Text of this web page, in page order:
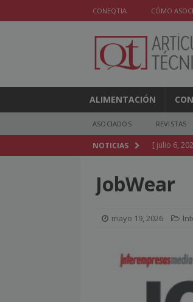
CONEQTIA CÓMO
ALIMENTACIÓN
ASOCIADOS REVISTAS
NOTICIAS [ julio 6,
[ julio 2,
[ julio 2,
JobWear
mayo 19, 2026